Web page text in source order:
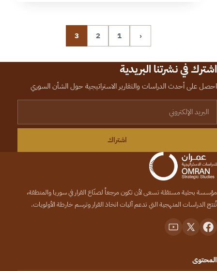
‹
1
2
3
اشترك في نشرتنا البريدية
احصل على أحدث الدراسات والتقارير الاستراتيجية حول الشأن السوري
اشتراك
مؤسسة بحثية مستقلة تسعى لأن تكون مرجعاً لصنّاع القرار في سوريا والمنطقة،
تُنتج الدراسات المنهجية التي تدعم آليات اتخاذ القرار وترسم خارطة الأولويات.
المحتوى